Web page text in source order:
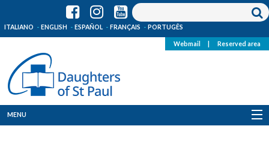
ITALIANO ENGLISH ESPAÑOL FRANÇAIS PORTUGÊS
Webmail Reserved area
MENU